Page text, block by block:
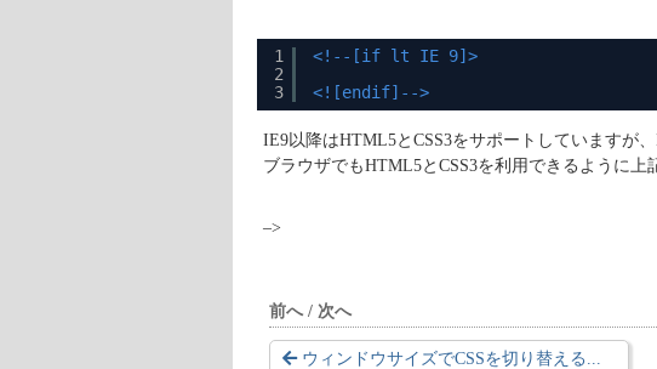
1
2
3
<!--[if lt IE 9]>
<![endif]-->
IE9以降はHTML5とCSS3をサポートしていますが
ブラウザでもHTML5とCSS3を利用できるように上
–>
前へ / 次へ
ウィンドウサイズでCSSを切り替える...